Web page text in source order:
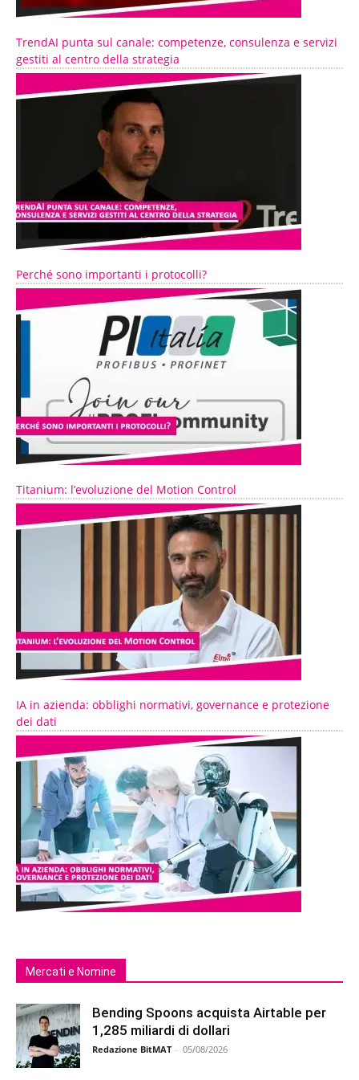
TrendAI punta sul canale: competenze, consulenza e servizi
gestiti al centro della strategia
Perché sono importanti i protocolli?
Titanium: l’evoluzione del Motion Control
IA in azienda: obblighi normativi, governance e protezione
dei dati
Mercati e Nomine
Bending Spoons acquista Airtable per
1,285 miliardi di dollari
Redazione BitMAT - 05/08/2026